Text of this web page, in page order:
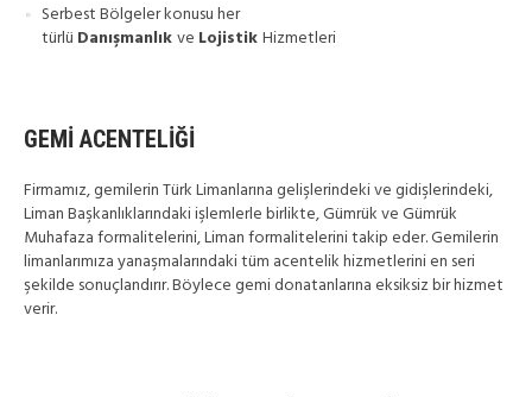
Serbest Bölgeler konusu her
türlü Danışmanlıkve LojistikHizmetleri
GEMİ ACENTELİĞİ
Firmamız, gemilerin Türk Limanlarına gelişlerindeki ve gidişlerindeki,
Liman Başkanlıklarındaki işlemlerle birlikte, Gümrük ve Gümrük
Muhafaza formalitelerini, Liman formalitelerini takip eder. Gemilerin
limanlarımıza yanaşmalarındaki tüm acentelik hizmetlerini en seri
şekilde sonuçlandırır. Böylece gemi donatanlarına eksiksiz bir hizmet
verir.